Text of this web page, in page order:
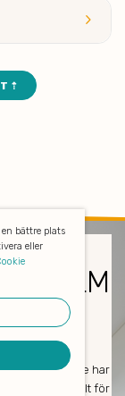
keyboard_arrow_right
⇡
och städare har
produkter. Allt för
bättre plats
eller